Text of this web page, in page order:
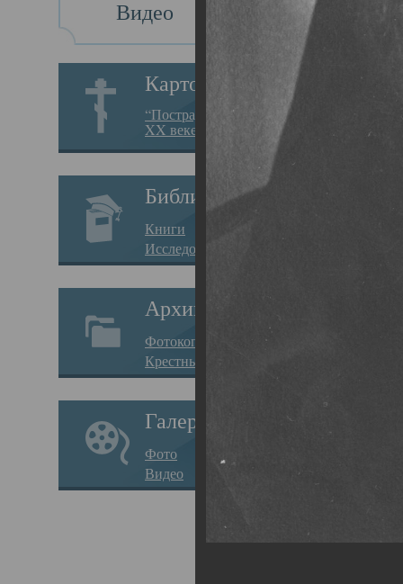
Видео
Картотека
“Пострадавшие за веру в
XX веке на Севере”
Библиотека
Книги
Исследования
Архив
Фотокопии дел
Крестные ходы
Галерея
Фото
Видео